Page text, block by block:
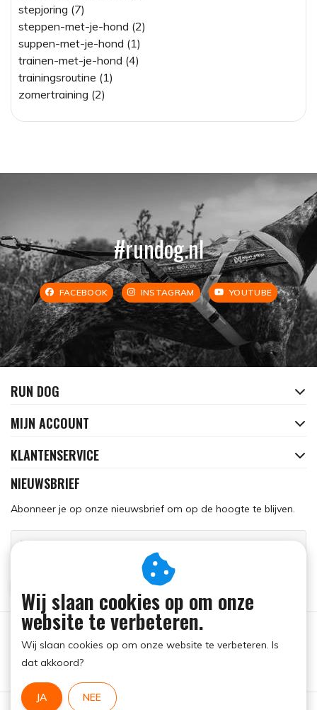
stepjoring (7)
steppen-met-je-hond (2)
suppen-met-je-hond (1)
trainen-met-je-hond (4)
trainingsroutine (1)
zomertraining (2)
#rundog.nl
FACEBOOK INSTAGRAM YOUTUBE
RUN DOG
MIJN ACCOUNT
KLANTENSERVICE
NIEUWSBRIEF
Abonneer je op onze nieuwsbrief om op de hoogte te blijven.
Wij slaan cookies op om onze
website te verbeteren.
Wij slaan cookies op om onze website te verbeteren. Is
dat akkoord?
JA NEE